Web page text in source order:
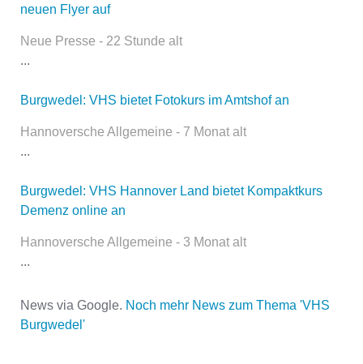
Kontaktaufnahme und ist nicht
Name*
neuen Flyer auf
Neue Presse - 22 Stunde alt
...
Burgwedel: VHS bietet Fotokurs im Amtshof an
Hannoversche Allgemeine - 7 Monat alt
...
Burgwedel: VHS Hannover Land bietet Kompaktkurs
Demenz online an
Hannoversche Allgemeine - 3 Monat alt
...
News via Google. Noch mehr News zum Thema 'VHS
Burgwedel'